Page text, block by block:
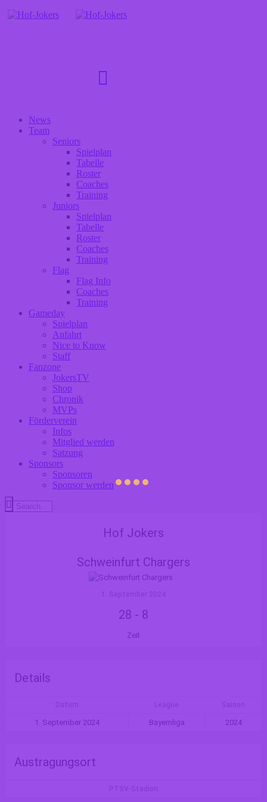
News
Team
Seniors
Spielplan
Tabelle
Roster
Coaches
Training
Juniors
Spielplan
Tabelle
Roster
Coaches
Training
Flag
Flag Info
Coaches
Training
Gameday
Spielplan
Anfahrt
Nice to Know
Staff
Fanzone
JokersTV
Shop
Chronik
MVPs
Förderverein
Infos
Mitglied werden
Satzung
Sponsors
Sponsoren
Sponsor werden
Hof Jokers
Schweinfurt Chargers
28 - 8
Zeit
Details
1. September 2024 Bayernliga 2024
Austragungsort